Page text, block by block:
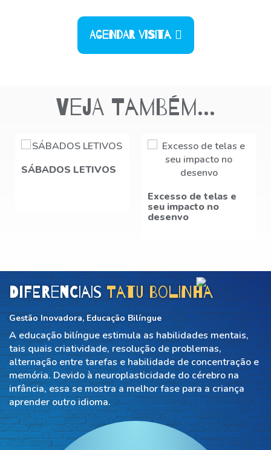
Agendar Visita
Veja também...
SÁBADOS LETIVOS
Excesso de telas e
seu impacto no
desenvo
DiferenciaisTatu Bolinha
Gestão Inovadora, Educação Bilíngue
A educação bilíngue estimula as habilidades mentais,
tais quais criatividade, resolução de problemas,
alternação entre tarefas e habilidade de concentração e
memória. Devido à neuroplasticidade do cérebro na
infância, essa se mostra a melhor fase para a criança
aprender outro idioma.